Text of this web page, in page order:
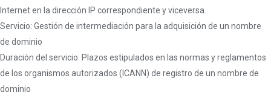
Internet en la dirección IP correspondiente y viceversa.
Servicio: Gestión de intermediación para la adquisición de un nombre
de dominio
Duración del servicio: Plazos estipulados en las normas y reglamentos
de los organismos autorizados (ICANN) de registro de un nombre de
dominio